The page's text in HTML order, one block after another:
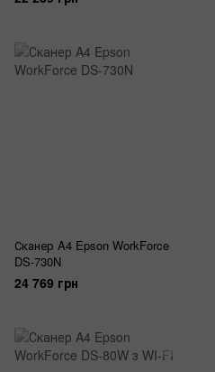
Сканер A4 Epson WorkForce
DS-730N
24 769 грн